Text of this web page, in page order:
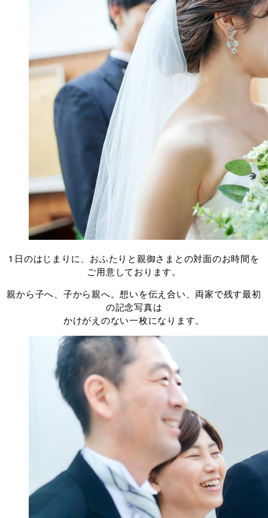
1日のはじまりに、おふたりと親御さまとの対面のお時間を
ご用意しております。
親から子へ、子から親へ。想いを伝え合い、両家で残す最初
の記念写真は
かけがえのない一枚になります。